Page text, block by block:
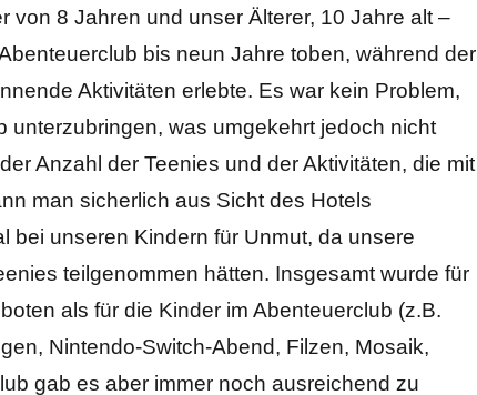
von 8 Jahren und unser Älterer, 10 Jahre alt –
bis neun Jahre toben, während der
Aktivitäten erlebte. Es war kein Problem,
unterzubringen, was umgekehrt jedoch nicht
Anzahl der Teenies und der Aktivitäten, die mit
man sicherlich aus Sicht des Hotels
bei unseren Kindern für Unmut, da unsere
teilgenommen hätten. Insgesamt wurde für
als für die Kinder im Abenteuerclub (z.B.
Nintendo-Switch-Abend, Filzen, Mosaik,
gab es aber immer noch ausreichend zu